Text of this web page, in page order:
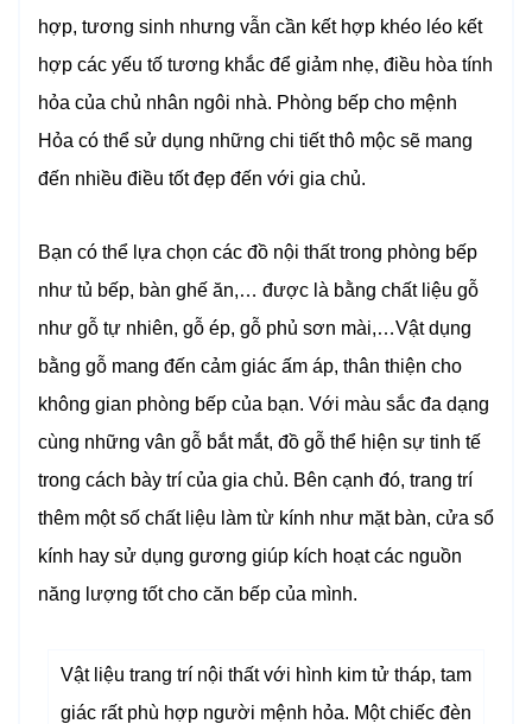
hợp, tương sinh nhưng vẫn cần kết hợp khéo léo kết
hợp các yếu tố tương khắc để giảm nhẹ, điều hòa tính
hỏa của chủ nhân ngôi nhà. Phòng bếp cho mệnh
Hỏa có thể sử dụng những chi tiết thô mộc sẽ mang
đến nhiều điều tốt đẹp đến với gia chủ.
Bạn có thể lựa chọn các đồ nội thất trong phòng bếp
như tủ bếp, bàn ghế ăn,… được là bằng chất liệu gỗ
như gỗ tự nhiên, gỗ ép, gỗ phủ sơn mài,…Vật dụng
bằng gỗ mang đến cảm giác ấm áp, thân thiện cho
không gian phòng bếp của bạn. Với màu sắc đa dạng
cùng những vân gỗ bắt mắt, đồ gỗ thể hiện sự tinh tế
trong cách bày trí của gia chủ. Bên cạnh đó, trang trí
thêm một số chất liệu làm từ kính như mặt bàn, cửa sổ
kính hay sử dụng gương giúp kích hoạt các nguồn
năng lượng tốt cho căn bếp của mình.
Vật liệu trang trí nội thất với hình kim tử tháp, tam
giác rất phù hợp người mệnh hỏa. Một chiếc đèn